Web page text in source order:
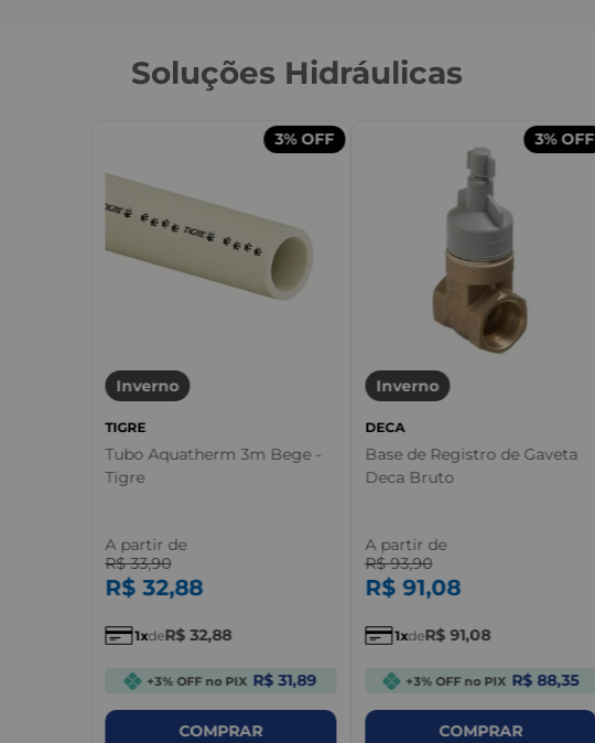
Soluções Hidráulicas
3%OFF
Inverno
TIGRE
Tubo Aquatherm 3m Bege -
Tigre
A partir de
R$ 33,90
R$ 32,88
1 deR$ 32,88
+3% OFF no PIX R$ 31,89
COMPRAR
3%OFF
Inverno
DECA
Base de Registro de Gaveta
Deca Bruto
A partir de
R$ 93,90
R$ 91,08
1 deR$ 91,08
+3% OFF no PIX R$ 88,35
COMPRAR